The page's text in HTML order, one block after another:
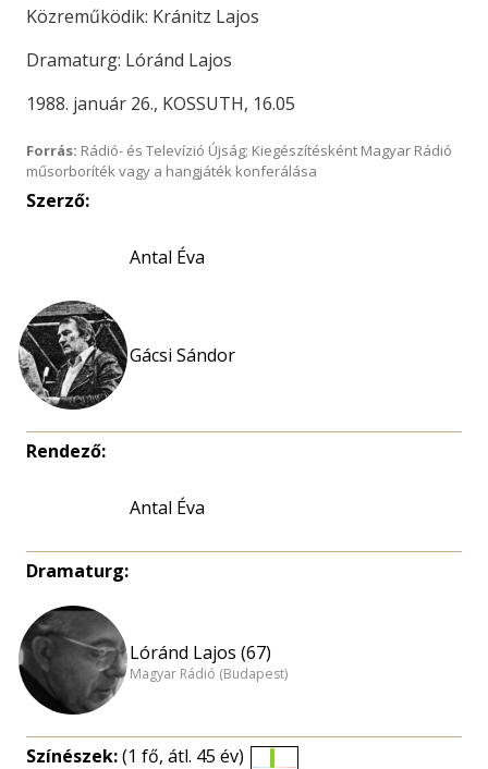
Közreműködik: Kránitz Lajos
Dramaturg: Lóránd Lajos
1988. január 26., KOSSUTH, 16.05
Forrás: Rádió- és Televízió Újság; Kiegészítésként Magyar Rádió
műsorboríték vagy a hangjáték konferálása
Szerző:
Antal Éva
Gácsi Sándor
Rendező:
Antal Éva
Dramaturg:
Lóránd Lajos (67)
Magyar Rádió (Budapest)
Színészek:(1 fő, átl. 45 év)